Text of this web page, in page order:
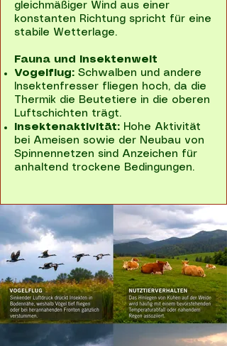
gleichmäßiger Wind aus einer
konstanten Richtung spricht für eine
stabile Wetterlage.
Fauna und Insektenwelt
Vogelflug: Schwalben und andere
Insektenfresser fliegen hoch, da die
Thermik die Beutetiere in die oberen
Luftschichten trägt.
Insektenaktivität: Hohe Aktivität
bei Ameisen sowie der Neubau von
Spinnennetzen sind Anzeichen für
anhaltend trockene Bedingungen.